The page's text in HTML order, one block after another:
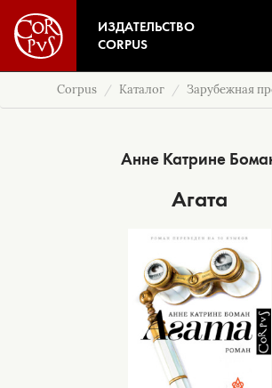
ИЗДАТЕЛЬСТВО
CORPUS
Corpus Каталог Зарубежная
Анне Катрине
Агата